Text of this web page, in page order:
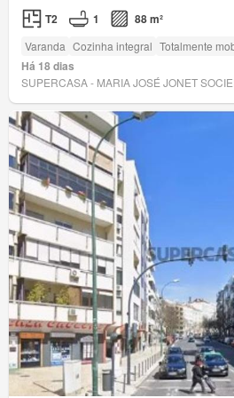
T2 1 88 m²
Varanda Cozinha integral Totalmente
Há 18 dias